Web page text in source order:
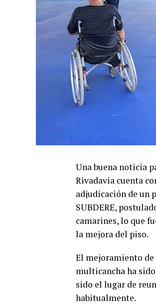
Una buena noticia
Rivadavia cuenta
adjudicación de un
SUBDERE,
camarines, lo que
la mejora del piso.
El mejoramiento de
multicancha ha
sido el lugar de
habitualmente.